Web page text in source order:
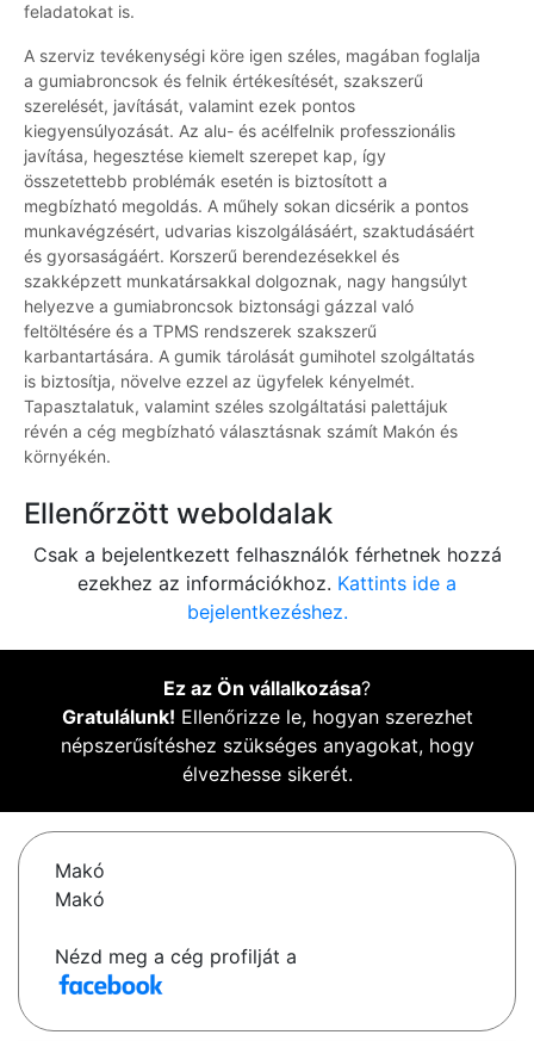
feladatokat is.
A szerviz tevékenységi köre igen széles, magában foglalja
a gumiabroncsok és felnik értékesítését, szakszerű
szerelését, javítását, valamint ezek pontos
kiegyensúlyozását. Az alu- és acélfelnik professzionális
javítása, hegesztése kiemelt szerepet kap, így
összetettebb problémák esetén is biztosított a
megbízható megoldás. A műhely sokan dicsérik a pontos
munkavégzésért, udvarias kiszolgálásáért, szaktudásáért
és gyorsaságáért. Korszerű berendezésekkel és
szakképzett munkatársakkal dolgoznak, nagy hangsúlyt
helyezve a gumiabroncsok biztonsági gázzal való
feltöltésére és a TPMS rendszerek szakszerű
karbantartására. A gumik tárolását gumihotel szolgáltatás
is biztosítja, növelve ezzel az ügyfelek kényelmét.
Tapasztalatuk, valamint széles szolgáltatási palettájuk
révén a cég megbízható választásnak számít Makón és
környékén.
Ellenőrzött weboldalak
Csak a bejelentkezett felhasználók férhetnek hozzá
ezekhez az információkhoz. Kattints ide a
bejelentkezéshez.
Ez az Ön vállalkozása?
Gratulálunk! Ellenőrizze le, hogyan szerezhet
népszerűsítéshez szükséges anyagokat, hogy
élvezhesse sikerét.
Makó
Makó
Nézd meg a cég profilját a